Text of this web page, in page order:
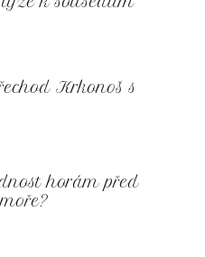
Krkonoš s
horám před